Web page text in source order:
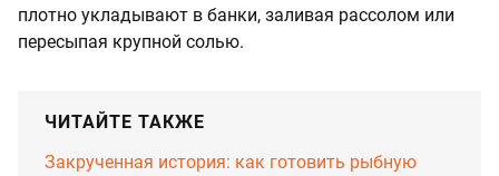
плотно укладывают в банки, заливая рассолом или
пересыпая крупной солью.
ЧИТАЙТЕ ТАКЖЕ
Закрученная история: как готовить рыбную